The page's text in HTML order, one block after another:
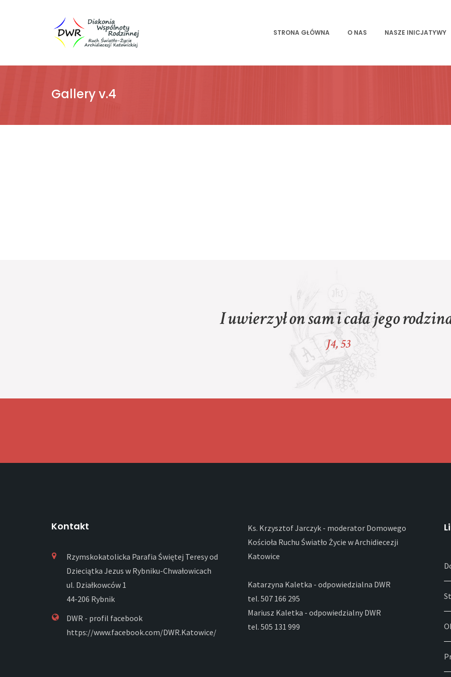
STRONA GŁÓWNA O NAS NASZE INICJATYWY
Gallery v.4
I uwierzył on sam i cała jegorodzin
J4, 53
Kontakt
Rzymskokatolicka Parafia Świętej Teresy od
Dzieciątka Jezus w Rybniku-Chwałowicach
ul. Działkowców 1
44-206 Rybnik
DWR - profil facebook
https://www.facebook.com/DWR.Katowice/
Ks. Krzysztof Jarczyk - moderator Domowego
Kościoła Ruchu Światło Życie w Archidiecezji
Katowice
Katarzyna Kaletka - odpowiedzialna DWR
tel. 507 166 295
Mariusz Kaletka - odpowiedzialny DWR
tel. 505 131 999